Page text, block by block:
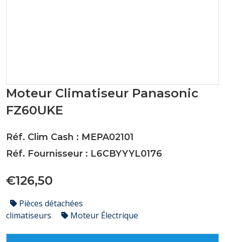
Moteur Climatiseur Panasonic
FZ60UKE
Réf. Clim Cash : MEPA02101
Réf. Fournisseur : L6CBYYYL0176
€126,50
Pièces détachées
climatiseurs
Moteur Électrique